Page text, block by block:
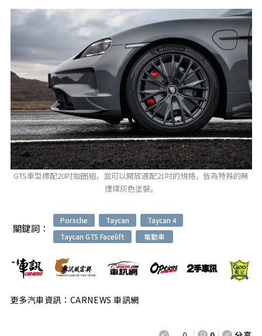
GTS車型標配20吋胎圈組，並可以開放選配21吋的規格，皆為特殊的無
煙煤灰色塗裝。
關鍵詞：
Porsche Taycan
Taycan 4
Taycan GTS Facelift
電動車
更多汽車資訊：CARNEWS 車訊網